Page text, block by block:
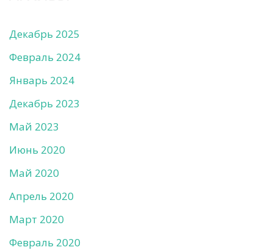
Декабрь 2025
Февраль 2024
Январь 2024
Декабрь 2023
Май 2023
Июнь 2020
Май 2020
Апрель 2020
Март 2020
Февраль 2020